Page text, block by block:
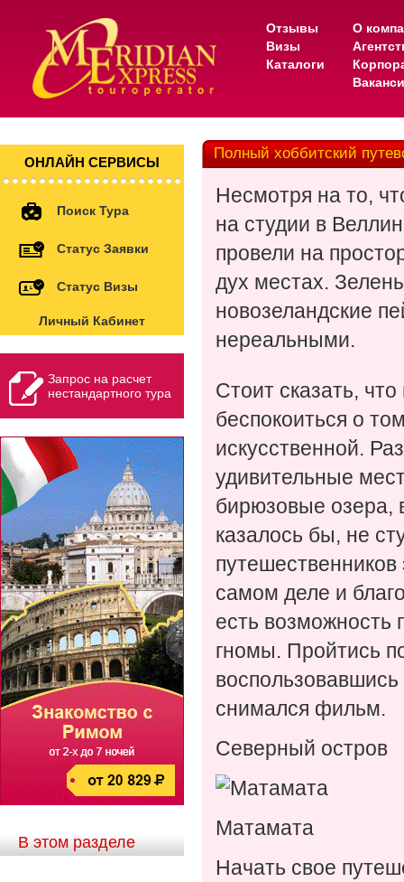
Отзывы
Визы
Каталоги
О
ОНЛАЙН СЕРВИСЫ
Поиск Тура
Статус Заявки
Статус Визы
Личный Кабинет
Запрос на расчет
нестандартного тура
В этом разделе
Полный хоббитский
Несмотря на то,
на студии в
провели на
дух местах.
новозеландские
нереальными.
Стоит сказать,
беспокоиться о
искусственной.
удивительные
бирюзовые озера,
казалось бы, не
самом деле и
есть возможность
гномы. Пройтись
снимался фильм.
Северный остров
Матамата
Начать свое